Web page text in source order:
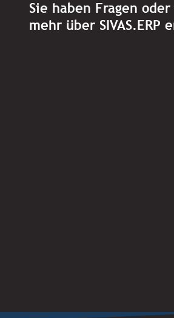
Sie haben Fragen
mehr über SIVAS.ERP